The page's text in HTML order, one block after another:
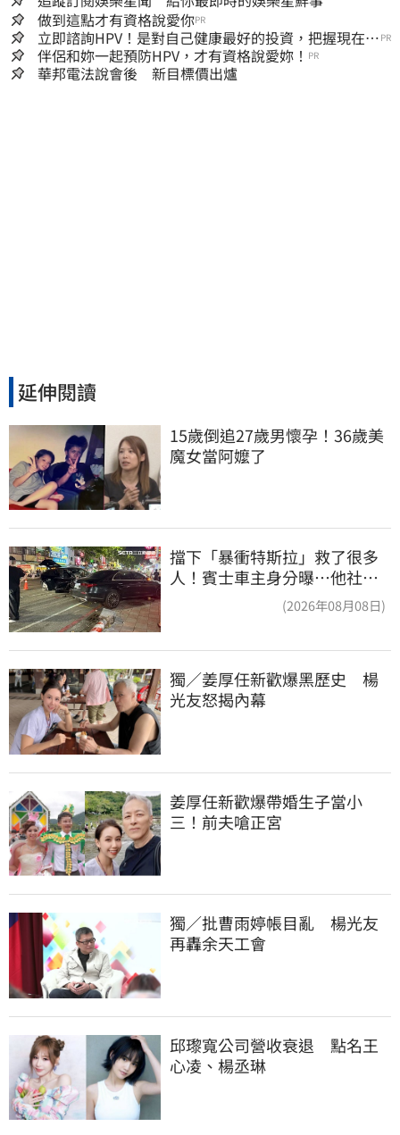
做到這點才有資格說愛你PR
立即諮詢HPV！是對自己健康最好的投資，把握現在不
嫌晚！
PR
伴侶和妳一起預防HPV，才有資格說愛妳！ PR
華邦電法說會後 新目標價出爐
延伸閱讀
15歲倒追27歲男懷孕！36歲美
魔女當阿嬤了
擋下「暴衝特斯拉」救了很多
人！賓士車主身分曝…他社群
(2026年08月08日)
獨／姜厚任新歡爆黑歷史　楊
光友怒揭內幕
姜厚任新歡爆帶婚生子當小
三！前夫嗆正宮
獨／批曹雨婷帳目亂　楊光友
再轟余天工會
邱瓈寬公司營收衰退　點名王
心凌、楊丞琳